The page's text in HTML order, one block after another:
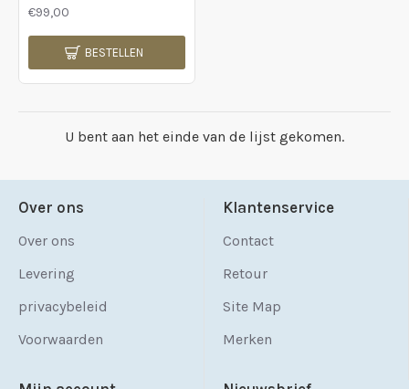
€99,00
BESTELLEN
U bent aan het einde van de lijst gekomen.
Over ons
Over ons
Levering
privacybeleid
Voorwaarden
Klantenservice
Contact
Retour
Site Map
Merken